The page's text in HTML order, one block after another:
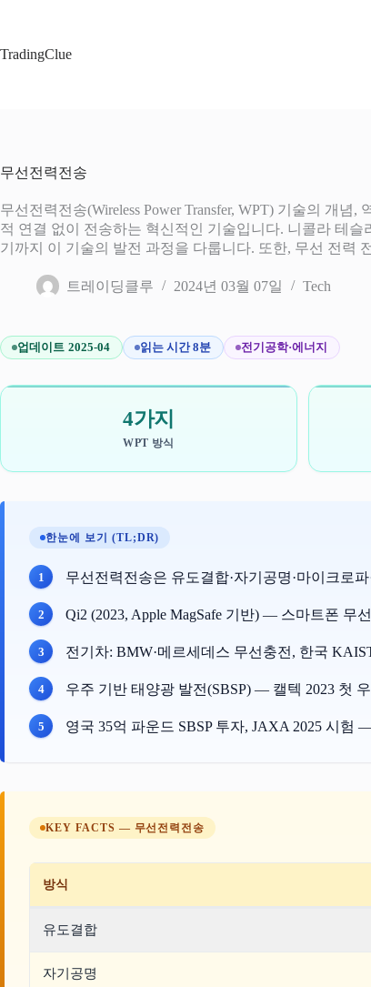
으
TradingClue
무선전력전송
무선전력전송(Wireless Power Transfer, WPT) 기술의 개
적 연결 없이 전송하는 혁신적인 기술입니다. 니콜라 테
기까지 이 기술의 발전 과정을 다룹니다. 또한, 무선 전력
트레이딩클루 2024년 03월 07일 Tech
업데이트 2025-04 읽는 시간 8분 전기공학·에너지
4가지
WPT 방식
한눈에 보기 (TL;DR)
무선전력전송은 유도결합·자기공명·마이크로
Qi2 (2023, Apple MagSafe 기반) — 스마트폰 무
전기차: BMW·메르세데스 무선충전, 한국
우주 기반 태양광 발전(SBSP) — 캘텍 2023 첫
영국 35억 파운드 SBSP 투자, JAXA 2025 시험
KEY FACTS — 무선전력전송
방식
유도결합
자기공명